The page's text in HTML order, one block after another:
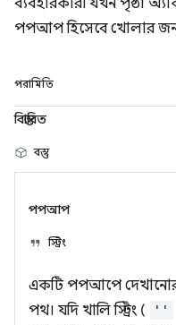
পপআপ হিসেবে খোলার
পরামিতি
বিস্তারিত
বস্তু
পপআপ
স্ট্রিং
একটি পপআপে
পথ। যদি খালি স্ট্রিং (
''